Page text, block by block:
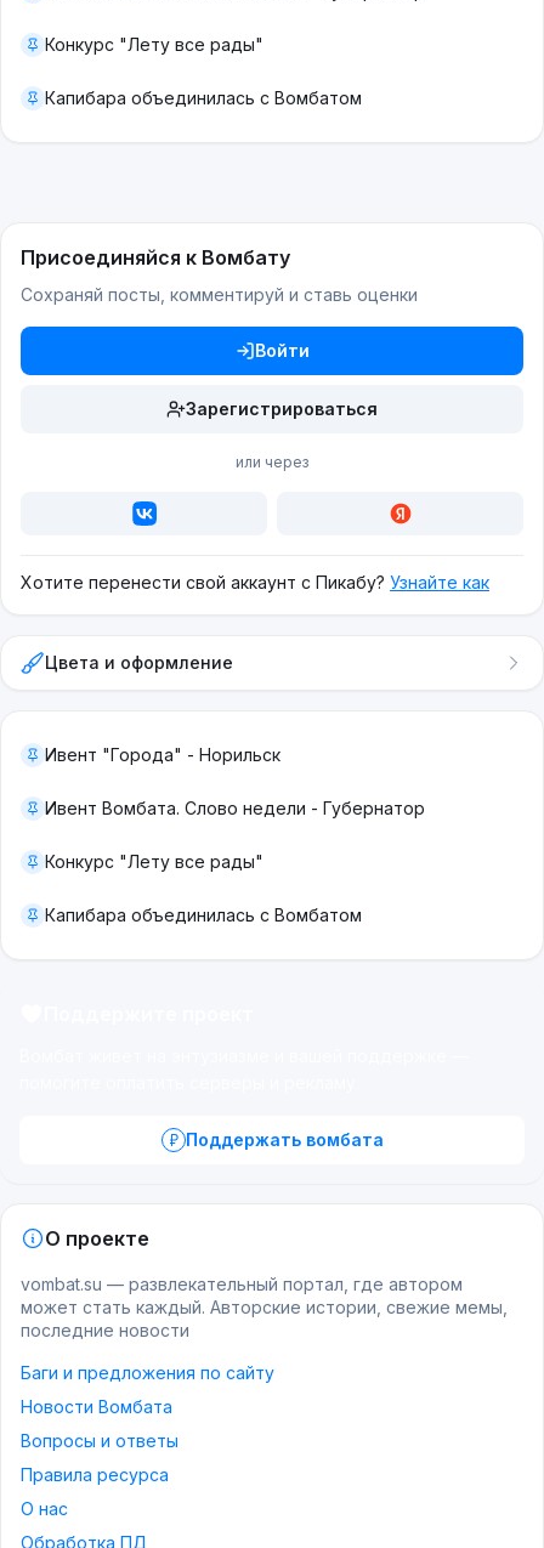
Конкурс "Лету все рады"
Капибара объединилась с Вомбатом
Присоединяйся к Вомбату
Сохраняй посты, комментируй и ставь оценки
Войти
Зарегистрироваться
или через
Хотите перенести свой аккаунт с Пикабу? Узнайте как
Цвета и оформление
Ивент "Города" - Норильск
Ивент Вомбата. Слово недели - Губернатор
Конкурс "Лету все рады"
Капибара объединилась с Вомбатом
Поддержать вомбата
О проекте
vombat.su — развлекательный портал, где автором
может стать каждый. Авторские истории, свежие мемы,
последние новости
Баги и предложения по сайту
Новости Вомбата
Вопросы и ответы
Правила ресурса
О нас
Обработка ПД